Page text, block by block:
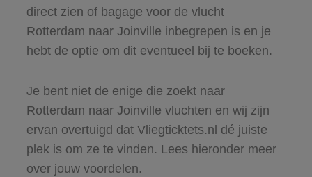
direct zien of bagage voor de vlucht
Rotterdam naar Joinville inbegrepen is en je
hebt de optie om dit eventueel bij te boeken.
Je bent niet de enige die zoekt naar
Rotterdam naar Joinville vluchten en wij zijn
ervan overtuigd dat Vliegticktets.nl dé juiste
plek is om ze te vinden. Lees hieronder meer
over jouw voordelen.